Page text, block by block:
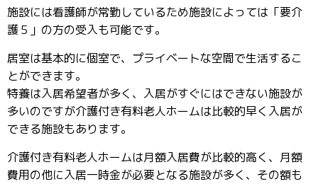
施設には看護師が常勤しているため施設によっては「要介
護５」の方の受入も可能です。
居室は基本的に個室で、プライベートな空間で生活するこ
とができます。
特養は入居希望者が多く、入居がすぐにはできない施設が
多いのですが介護付き有料老人ホームは比較的早く入居が
できる施設もあります。
介護付き有料老人ホームは月額入居費が比較的高く、月額
費用の他に入居一時金が必要となる施設が多く、その額も